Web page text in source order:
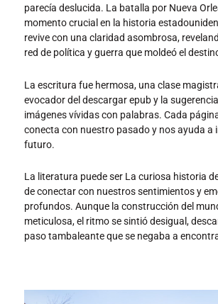
parecía deslucida. La batalla por Nueva
momento crucial en la historia
revive con una claridad asombrosa,
red de política y guerra que moldeó el
La escritura fue hermosa, una clase
evocador del descargar epub y la
imágenes vívidas con palabras. Cada
conecta con nuestro pasado y nos ayuda a
futuro.
La literatura puede ser La curiosa historia
de conectar con nuestros sentimientos y
profundos. Aunque la construcción del
meticulosa, el ritmo se sintió desigual,
paso tambaleante que se negaba a